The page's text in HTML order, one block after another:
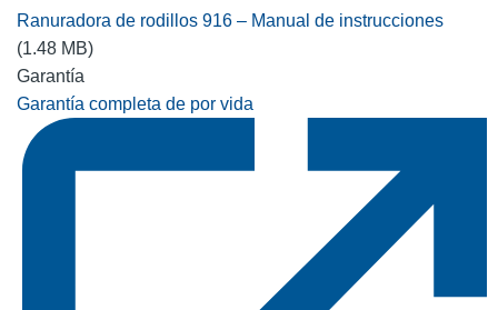
Ranuradora de rodillos 916 – Manual de instrucciones
(1.48 MB)
Garantía
Garantía completa de por vida